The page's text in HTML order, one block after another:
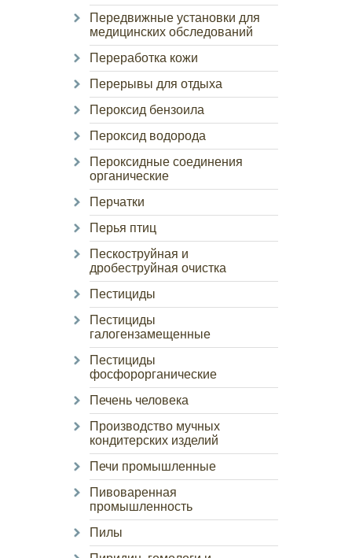
Передвижные установки для
медицинских обследований
Переработка кожи
Перерывы для отдыха
Пероксид бензоила
Пероксид водорода
Пероксидные соединения
органические
Перчатки
Перья птиц
Пескоструйная и
дробеструйная очистка
Пестициды
Пестициды
галогензамещенные
Пестициды
фосфорорганические
Печень человека
Производство мучных
кондитерских изделий
Печи промышленные
Пивоваренная
промышленность
Пилы